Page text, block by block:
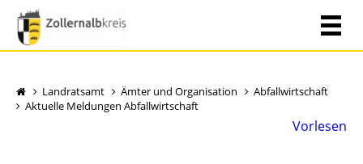
Landratsamt Ämter und Organisation
Abfallwirtschaft
Aktuelle Meldungen Abfallwirtschaft
Vorlesen